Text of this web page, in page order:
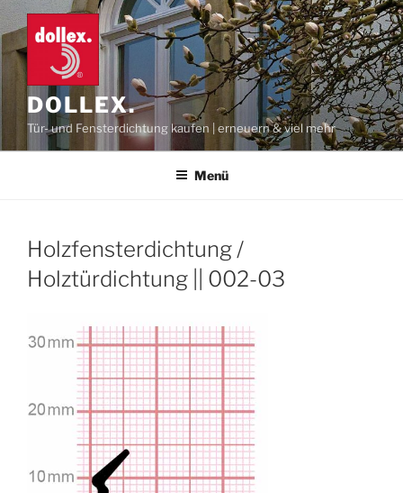
Zum
Inhalt
springen
DOLLEX.
Tür- und Fensterdichtung kaufen | erneuern & viel mehr
Menü
Holzfensterdichtung /
Holztürdichtung || 002-03